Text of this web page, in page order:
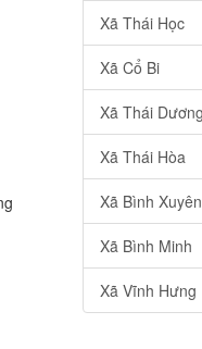
Xã Thái Học
Xã Cổ Bi
Xã Thái Dương
Xã Thái Hòa
Xã Bình Xuyên
Xã Bình Minh
Xã Vĩnh Hưng